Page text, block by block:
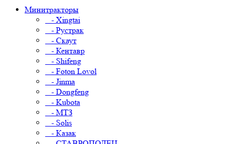
Минитракторы
- Xingtai
- Рустрак
- Скаут
- Кентавр
- Shifeng
- Foton Lovol
- Jinma
- Dongfeng
- Kubota
- МТЗ
- Solis
- Казак